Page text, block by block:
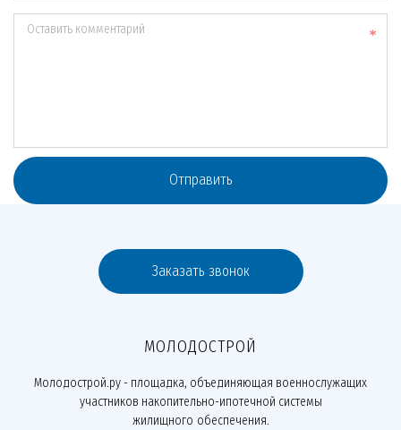
Оставить комментарий
Отправить
Заказать звонок
МОЛОДОСТРОЙ
Молодострой.ру - площадка, объединяющая военнослужащих
участников накопительно-ипотечной системы
жилищного обеспечения.